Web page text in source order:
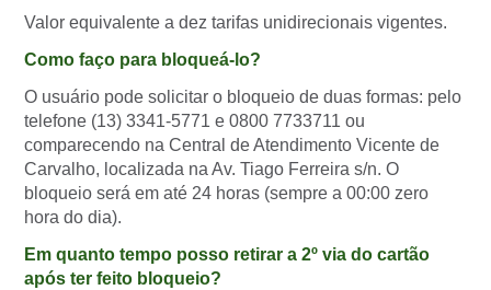
Valor equivalente a dez tarifas unidirecionais vigentes.
Como faço para bloqueá-lo?
O usuário pode solicitar o bloqueio de duas formas: pelo
telefone (13) 3341-5771 e 0800 7733711 ou
comparecendo na Central de Atendimento Vicente de
Carvalho, localizada na Av. Tiago Ferreira s/n. O
bloqueio será em até 24 horas (sempre a 00:00 zero
hora do dia).
Em quanto tempo posso retirar a 2º via do cartão
após ter feito bloqueio?